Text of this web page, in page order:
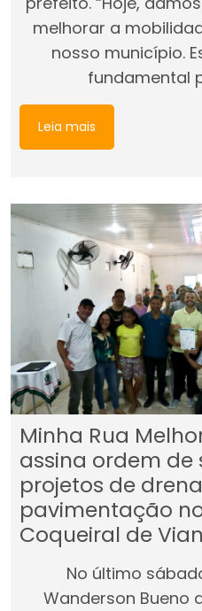
melhorar a
nosso município.
fundamental
Leia mais
Minha Rua
assina ordem de
projetos de
pavimentação
Coqueiral de
No último
Wanderson Bueno